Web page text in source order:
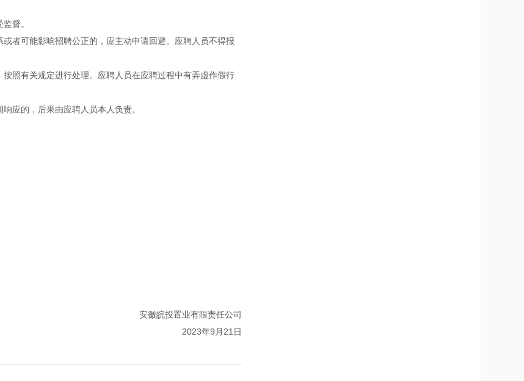
督。
者可能影响招聘公正的，应主动申请回避。应聘人员不得报
照有关规定进行处理。应聘人员在应聘过程中有弄虚作假行
应的，后果由应聘人员本人负责。
安徽皖投置业有限责任公司
2023年9月21日